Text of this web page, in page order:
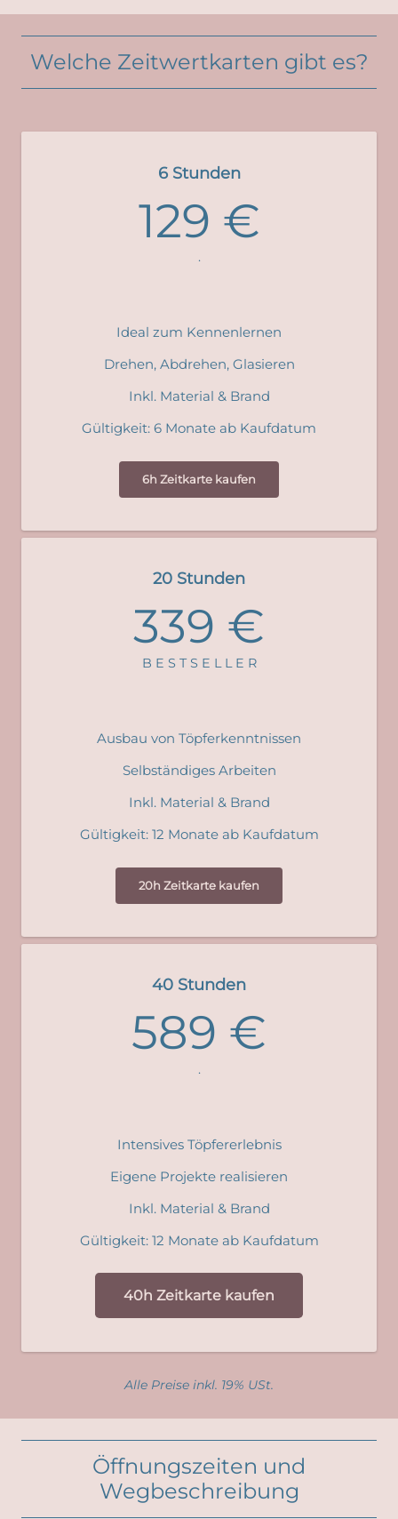
Welche Zeitwertkarten gibt es?
6 Stunden
129 €
.
Ideal zum Kennenlernen
Drehen, Abdrehen, Glasieren
Inkl. Material & Brand
Gültigkeit: 6 Monate ab Kaufdatum
6h Zeitkarte kaufen
20 Stunden
339 €
B E S T S E L L E R
Ausbau von Töpferkenntnissen
Selbständiges Arbeiten
Inkl. Material & Brand
Gültigkeit: 12 Monate ab Kaufdatum
20h Zeitkarte kaufen
40 Stunden
589 €
.
Intensives Töpfererlebnis
Eigene Projekte realisieren
Inkl. Material & Brand
Gültigkeit: 12 Monate ab Kaufdatum
40h Zeitkarte kaufen
Alle Preise inkl. 19% USt.
Öffnungszeiten und
Wegbeschreibung